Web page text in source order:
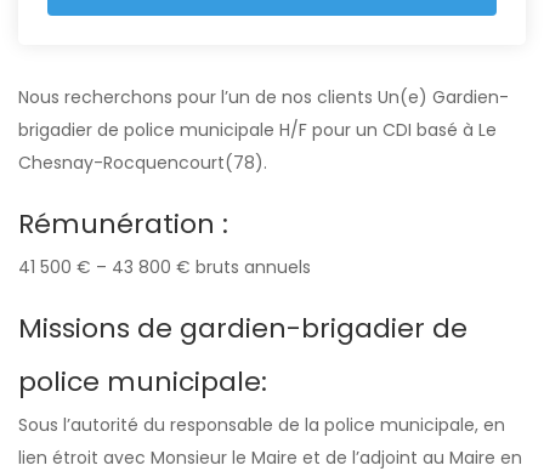
Nous recherchons pour l’un de nos clients Un(e) Gardien-
brigadier de police municipale H/F pour un CDI basé à Le
Chesnay-Rocquencourt(78).
Rémunération :
41 500 € – 43 800 € bruts annuels
Missions de gardien-brigadier de
police municipale:
Sous l’autorité du responsable de la police municipale, en
lien étroit avec Monsieur le Maire et de l’adjoint au Maire en